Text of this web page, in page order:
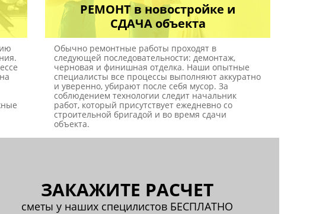
РЕМОНТ в новостройке и
СДАЧА объекта
Обычно ремонтные работы проходят в
следующей последовательности: демонтаж,
черновая и финишная отделка. Наши опытные
специалисты все процессы выполняют аккуратно
и уверенно, убирают после себя мусор. За
соблюдением технологии следит начальник
работ, который присутствует ежедневно со
строительной бригадой и во время сдачи
объекта.
ЗАКАЖИТЕ РАСЧЕТ
сметы у наших специлистов БЕСПЛАТНО